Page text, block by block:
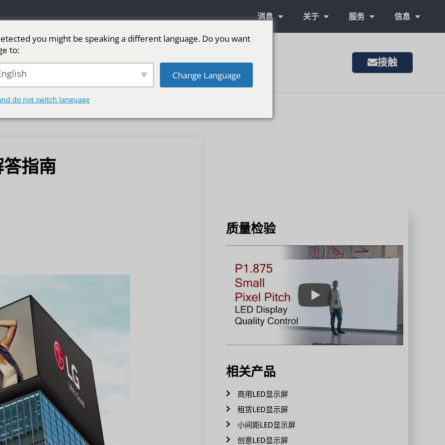
消息 关于 服务 信息
LED广告屏 舞台LED屏 运动 更多市场 接触
指南
质量检验
相关产品
商用LED显示屏
租赁LED显示屏
小间距LED显示屏
创意LED显示屏
you might be speaking a different language. Do you want
to:
Change Language
do not switch language